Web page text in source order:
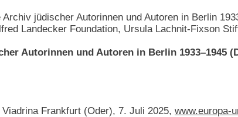
jüdischer Autorinnen und Autoren in Berlin
Landecker Foundation, Ursula Lachnit-Fixson
Autorinnen und Autoren in Berlin 1933–1945
Frankfurt (Oder), 7. Juli 2025, www.europa-